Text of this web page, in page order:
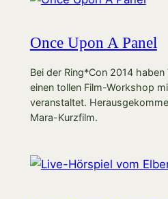
Once Upon A Panel
Bei der Ring*Con 2014
einen tollen Film-Workshop
veranstaltet.
Mara-Kurzfilm.